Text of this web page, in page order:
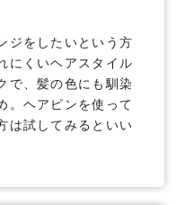
ジをしたいという方
にくいヘアスタイル
で、髪の色にも馴染
。ヘアピンを使って
は試してみるといい